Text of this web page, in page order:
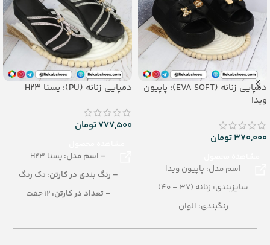
دمپایی زنانه (EVA SOFT): پاپیون
ویدا
370,000تومان
اسم مدل: پاپیون ویدا
سایزبندی: زنانه (37 – 40)
رنگبندی: الوان
تعداد در کارتن: 12 جفت
دمپایی زنانه (PU): یسنا H23
777,500تومان
– اسم مدل:یسنا H23
– رنگ بندی در کارتن:تک رنگ
– تعداد در کارتن:12 جفت
– سایزبندی:زنانه (36 تا 41)